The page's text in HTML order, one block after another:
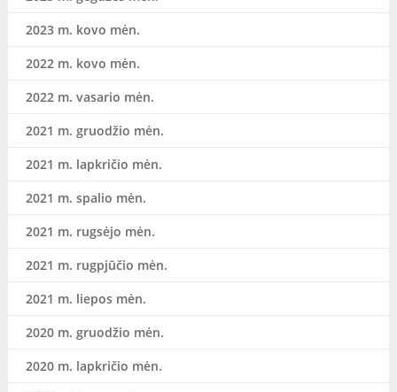
2023 m. kovo mėn.
2022 m. kovo mėn.
2022 m. vasario mėn.
2021 m. gruodžio mėn.
2021 m. lapkričio mėn.
2021 m. spalio mėn.
2021 m. rugsėjo mėn.
2021 m. rugpjūčio mėn.
2021 m. liepos mėn.
2020 m. gruodžio mėn.
2020 m. lapkričio mėn.